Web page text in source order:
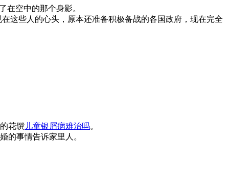
空中的那个身影。
这些人的心头，原本还准备积极备战的各国政府，现在完全
花馔 儿童银屑病难治吗。
的事情告诉家里人。